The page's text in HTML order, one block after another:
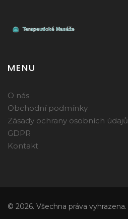
MENU
O nás
Obchodní podmínky
Zásady ochrany osobních údajů
GDPR
Kontakt
© 2026. Všechna práva vyhrazena.